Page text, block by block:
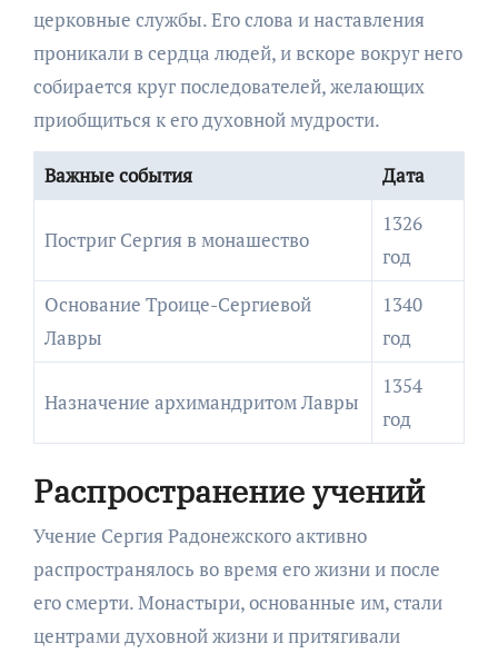
церковные службы. Его слова и наставления
проникали в сердца людей, и вскоре вокруг него
собирается круг последователей, желающих
приобщиться к его духовной мудрости.
Важные события Дата
Постриг Сергия в монашество
1326
год
Основание Троице-Сергиевой
Лавры
1340
год
Назначение архимандритом Лавры
1354
год
Распространение учений
Учение Сергия Радонежского активно
распространялось во время его жизни и после
его смерти. Монастыри, основанные им, стали
центрами духовной жизни и притягивали